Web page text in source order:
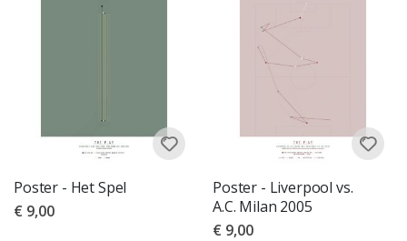
Poster - Het Spel
€ 9,00
Poster - Liverpool vs.
A.C. Milan 2005
€ 9,00